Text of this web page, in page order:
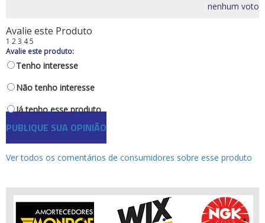
Latarias e Acessórios
Maçanetas e Fechaduras
Máquinas e Ferramentas
Motor
Óleos e Aditivos
Produtos de limpeza
Rodas e Pneus
Suspensão
Transmissão
nenhum voto
Avalie este Produto
1 23 45
Avalie este produto:
Tenho interesse
Não tenho interesse
Já tenho esse produto
PUBLIQUE SUA OPINIÃO
Ver todos os comentários de consumidores sobre esse produto